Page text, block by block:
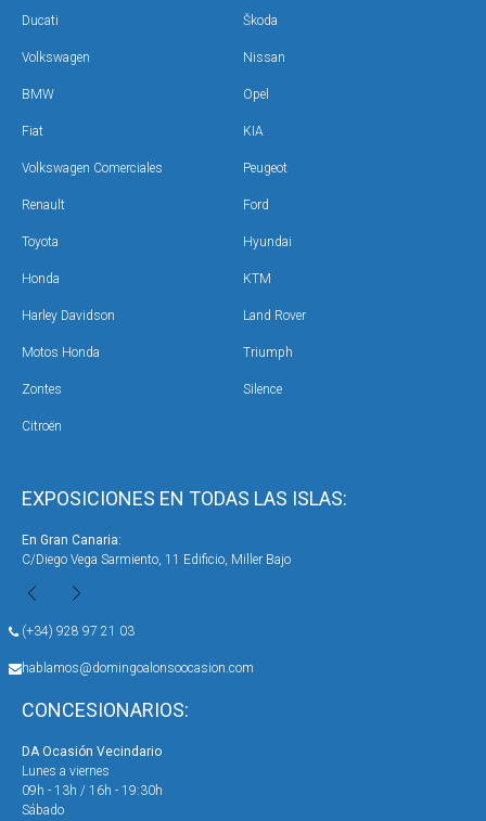
EXPOSICIONES EN TODAS LAS ISLAS:
En Gran Canaria:
C/Diego Vega Sarmiento, 11 Edificio, Miller Bajo
(+34) 928 97 21 03
hablamos@domingoalonsoocasion.com
CONCESIONARIOS:
DA Ocasión Vecindario
Lunes a viernes
09h - 13h / 16h - 19:30h
Sábado
Ducati Škoda
Volkswagen Nissan
BMW Opel
Fiat KIA
Volkswagen Comerciales Peugeot
Renault Ford
Toyota Hyundai
Honda KTM
Harley Davidson Land Rover
Motos Honda Triumph
Zontes Silence
Citroën